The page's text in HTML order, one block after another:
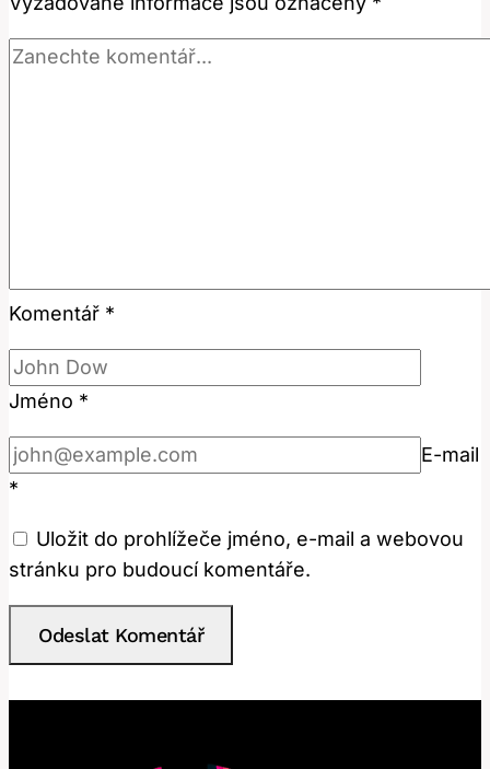
Komentář *
Jméno *
E-mail
*
Uložit do prohlížeče jméno, e-mail a webovou
stránku pro budoucí komentáře.